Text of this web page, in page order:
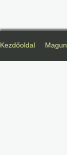
Kezdőoldal